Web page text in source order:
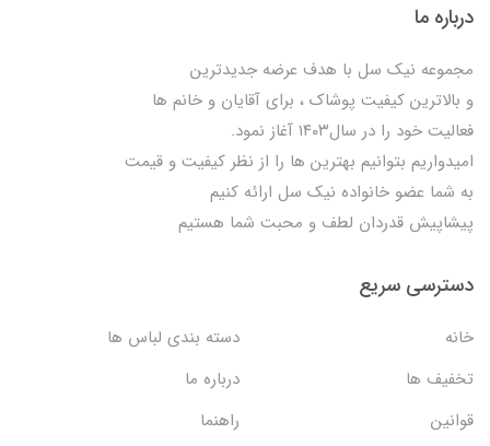
درباره ما
مجموعه نیک سل با هدف عرضه جدیدترین
و بالاترین کیفیت پوشاک ، برای آقایان و خانم ها
فعالیت خود را در سال۱۴۰۳ آغاز نمود.
امیدواریم بتوانیم بهترین ها را از نظر کیفیت و قیمت
به شما عضو خانواده نیک سل ارائه کنیم
پیشاپیش قدردان لطف و محبت شما هستیم
دسترسی سریع
خانه
دسته بندی لباس ها
تخفیف ها
درباره ما
قوانین
راهنما